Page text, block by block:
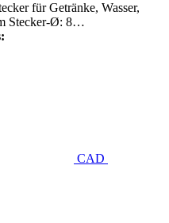
für Getränke, Wasser,
Stecker-Ø: 8…
CAD